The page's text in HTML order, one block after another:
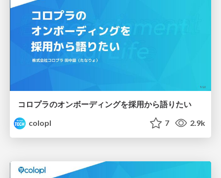
コロプラのオンボーディングを採用から語りたい
colopl
7 2.9k